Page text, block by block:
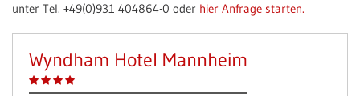
unter Tel. +49(0)931 404864-0 oder hier Anfrage starten.
Wyndham Hotel Mannheim